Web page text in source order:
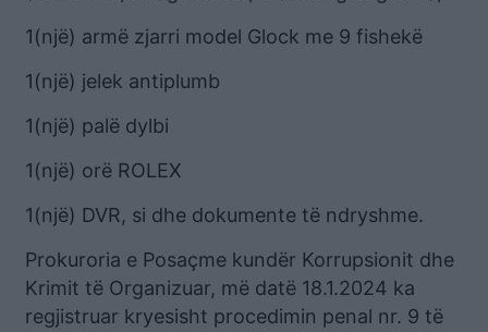
1(një) armë zjarri model Glock me 9 fishekë
1(një) jelek antiplumb
1(një) palë dylbi
1(një) orë ROLEX
1(një) DVR, si dhe dokumente të ndryshme.
Prokuroria e Posaçme kundër Korrupsionit dhe
Krimit të Organizuar, më datë 18.1.2024 ka
regjistruar kryesisht procedimin penal nr. 9 të